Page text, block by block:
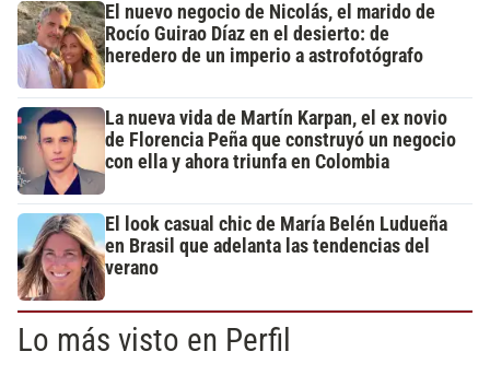
El nuevo negocio de Nicolás, el marido de
Rocío Guirao Díaz en el desierto: de
heredero de un imperio a astrofotógrafo
La nueva vida de Martín Karpan, el ex novio
de Florencia Peña que construyó un negocio
con ella y ahora triunfa en Colombia
El look casual chic de María Belén Ludueña
en Brasil que adelanta las tendencias del
verano
Lo más visto en Perfil